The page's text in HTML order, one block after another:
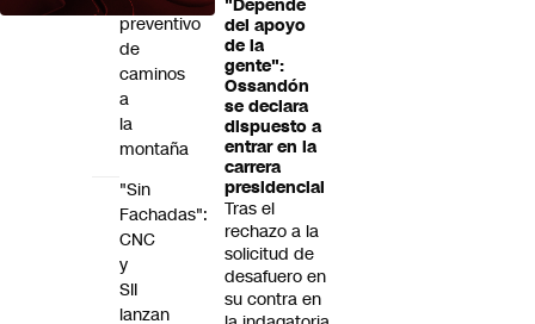
"Depende
del apoyo
de la
gente":
Ossandón
se declara
dispuesto a
entrar en la
carrera
presidencial
Tras el
rechazo a la
solicitud de
desafuero en
su contra en
preventivo
de
caminos
a
la
montaña
"Sin
Fachadas":
CNC
y
SII
lanzan